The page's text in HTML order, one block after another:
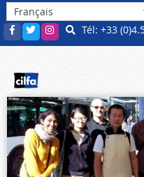
Français
Tél: +33